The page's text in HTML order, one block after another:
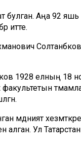
булган. Аңа 92
итте.
1928 елның 18
мәдәният
Ул